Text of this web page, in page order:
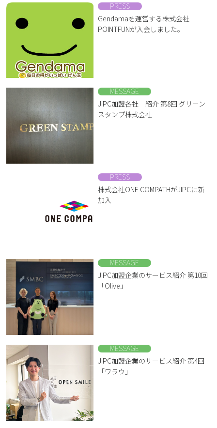
PRESS
Gendamaを運営する株式会社
POINTFUNが入会しました。
MESSAGE
JIPC加盟各社 紹介 第8回 グリーン
スタンプ株式会社
PRESS
株式会社ONE COMPATHがJIPCに新
加入
MESSAGE
JIPC加盟企業のサービス紹介 第10回
「Olive」
MESSAGE
JIPC加盟企業のサービス紹介 第4回
「ワラウ」